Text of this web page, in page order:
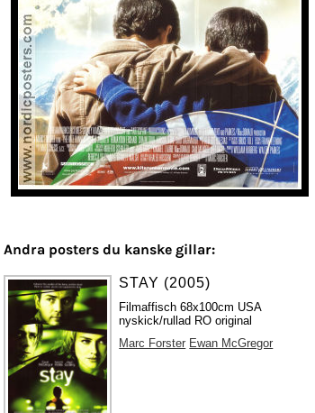
Andra posters du kanske gillar:
STAY (2005)
Filmaffisch 68x100cm USA
nyskick/rullad RO original
Marc Forster Ewan McGregor